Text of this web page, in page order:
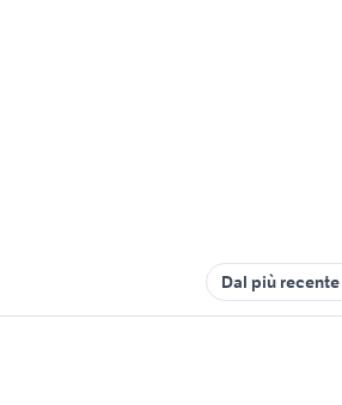
Dal più recente